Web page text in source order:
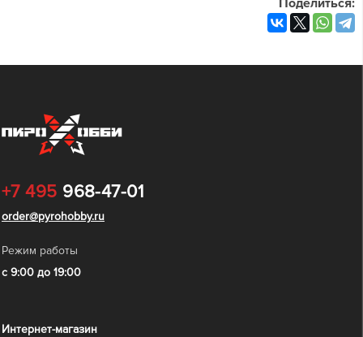
Поделиться:
+7 495 968-47-01
order@pyrohobby.ru
Режим работы
с 9:00 до 19:00
Интернет-магазин